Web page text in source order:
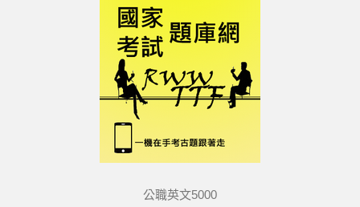
公職英文5000